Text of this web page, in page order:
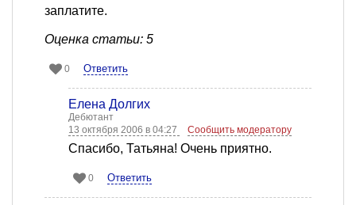
заплатите.
Оценка статьи: 5
0 Ответить
Елена Долгих
Дебютант
13 октября 2006 в 04:27
Сообщить модератору
Спасибо, Татьяна! Очень приятно.
0 Ответить